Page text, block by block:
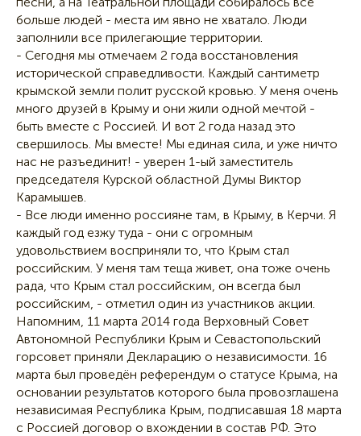
больше людей - места им явно не хватало. Люди
заполнили все прилегающие территории.
- Сегодня мы отмечаем 2 года восстановления
исторической справедливости. Каждый сантиметр
крымской земли полит русской кровью. У меня очень
много друзей в Крыму и они жили одной мечтой -
быть вместе с Россией. И вот 2 года назад это
свершилось. Мы вместе! Мы единая сила, и уже ничто
нас не разъединит! - уверен 1-ый заместитель
председателя Курской областной Думы Виктор
Карамышев.
- Все люди именно россияне там, в Крыму, в Керчи. Я
каждый год езжу туда - они с огромным
удовольствием восприняли то, что Крым стал
российским. У меня там теща живет, она тоже очень
рада, что Крым стал российским, он всегда был
российским, - отметил один из участников акции.
Напомним, 11 марта 2014 года Верховный Совет
Автономной Республики Крым и Севастопольский
горсовет приняли Декларацию о независимости. 16
марта был проведён референдум о статусе Крыма, на
основании результатов которого была провозглашена
независимая Республика Крым, подписавшая 18 марта
с Россией договор о вхождении в состав РФ. Это